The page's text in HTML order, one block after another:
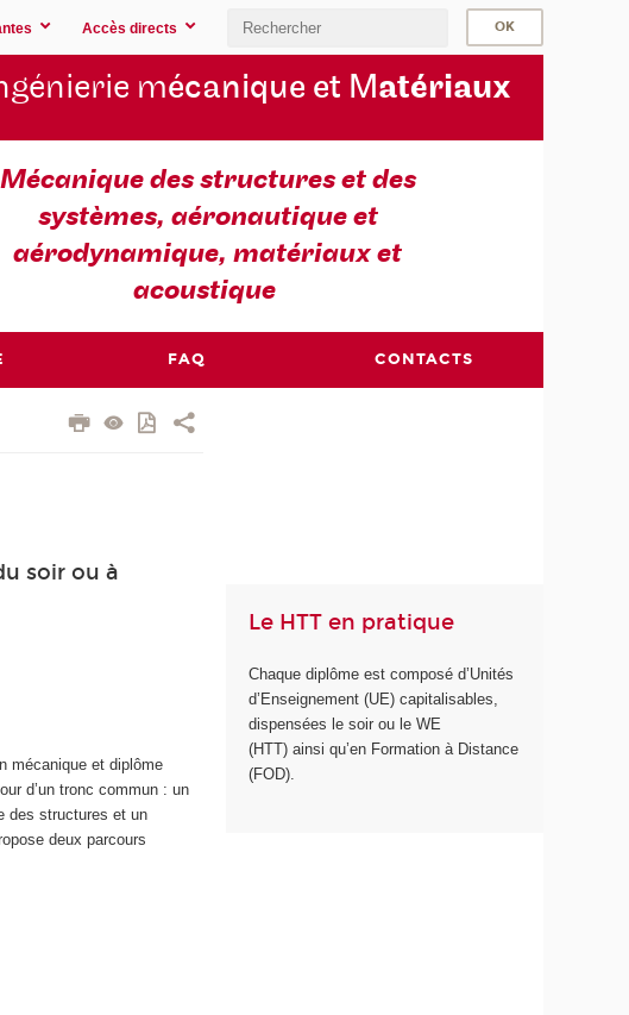
Accès directs
mécanique et Matériaux
Mécanique des structures et des
systèmes, aéronautique et
aérodynamique, matériaux et
acoustique
FAQ CONTACTS
soir ou à
mécanique et diplôme
d’un tronc commun : un
des structures et un
deux parcours
Le HTT en pratique
Chaque diplôme est composé d’Unités
d’Enseignement (UE) capitalisables,
dispensées le soir ou le WE
(HTT) ainsi qu’en Formation à Distance
(FOD).